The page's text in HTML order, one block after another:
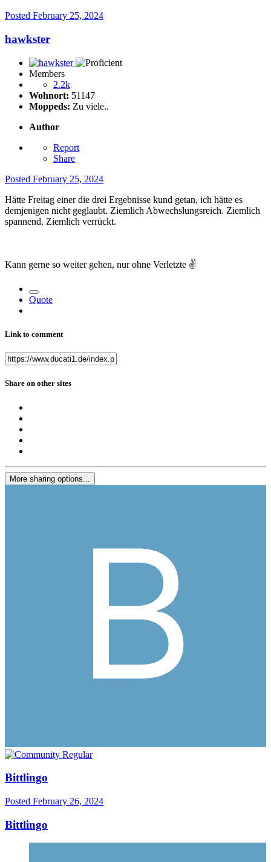
Posted February 25, 2024
hawkster
Members
2.2k
Wohnort: 51147
Moppeds: Zu viele..
Author
Report
Share
Posted February 25, 2024
Hätte Freitag einer die drei Ergebnisse kund getan, ich hätte es
demjenigen nicht geglaubt. Ziemlich Abwechslungsreich. Ziemlich
spannend. Ziemlich verrückt.
Kann gerne so weiter gehen, nur ohne Verletzte ✌️
Quote
Link to comment
Share on other sites
More sharing options...
Bittlingo
Posted February 26, 2024
Bittlingo